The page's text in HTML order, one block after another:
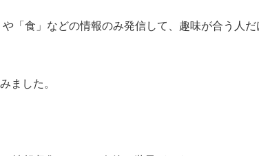
「食」などの情報のみ発信して、趣味が合う人
ました。